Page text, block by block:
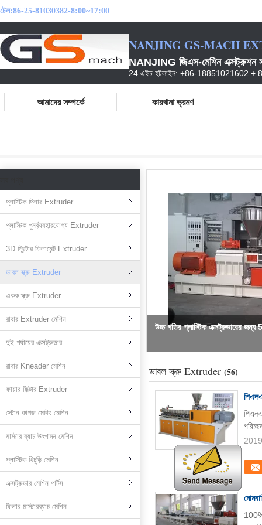
টেল:86-25-81030382-8:00~17:00
NANJING GS-MACH
NANJING জিএস-মেশিন এক্সট্রুশন
24 এইচ হটলাইন: +86-18851021602 +
আমাদের সম্পর্কে কারখানা ভ্রমণ
প্লাস্টিক পিলার Extruder
প্লাস্টিক পুনর্ব্যবহারযোগ্য Extruder
3D প্রিন্টার ফিলামেন্ট Extruder
ডাবল স্ক্রু Extruder
একক স্ক্রু Extruder
রাবার Extruder মেশিন
দুই পর্যায়ের এক্সট্রুডার
রাবার Kneader মেশিন
ফায়ার ফিল্টার Extruder
স্টোন কাগজ মেকিং মেশিন
মাস্টার ব্যাচ উৎপাদন মেশিন
প্লাস্টিক খিচুড়ি মেশিন
এক্সট্রুডার মেশিন পার্টস
ফিলার মাস্টারব্যাচ মেশিন
ডাবল স্ক্রু Extruder (56)
100%